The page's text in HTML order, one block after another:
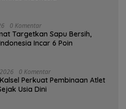
0 Komentar
Targetkan Sapu Bersih,
Incar 6 Poin
0 Komentar
Perkuat Pembinaan Atlet
Usia Dini